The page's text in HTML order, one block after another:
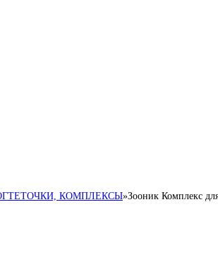
КОМПЛЕКСЫ»Зооник Комплекс